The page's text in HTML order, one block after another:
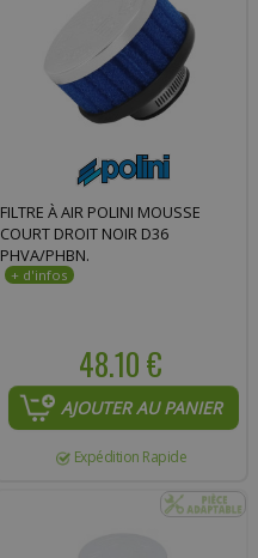
FILTRE À AIR POLINI MOUSSE
COURT DROIT NOIR D36
PHVA/PHBN.
48.10 €
AJOUTER AU PANIER
Expédition Rapide